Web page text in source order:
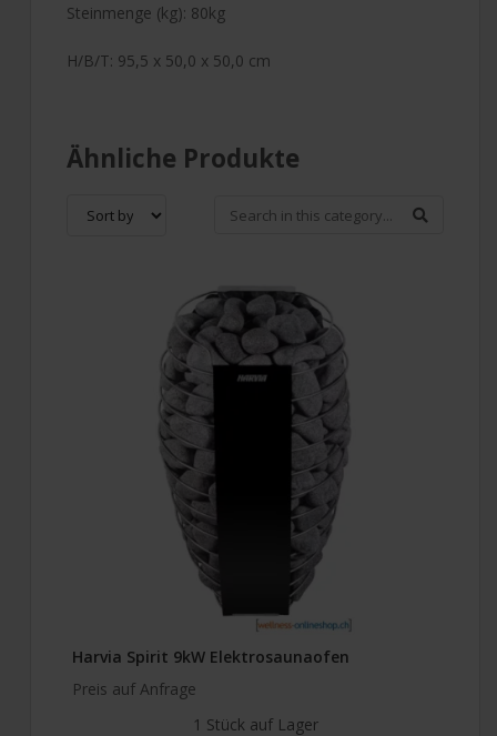
Steinmenge (kg): 80kg
H/B/T: 95,5 x 50,0 x 50,0 cm
Ähnliche Produkte
Harvia Spirit 9kW Elektrosaunaofen
Preis auf Anfrage
1 Stück auf Lager